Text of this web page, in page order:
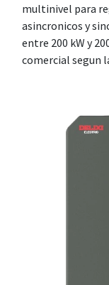
multinivel para
asincronicos y
entre 200 kW y
comercial segun